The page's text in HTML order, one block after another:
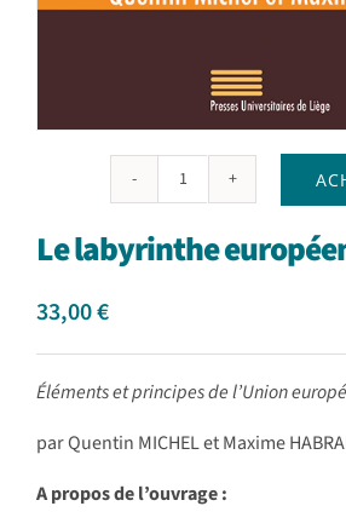
quantité
Le
Le labyrinthe
33,00€
Éléments et principes de l’Union
par Quentin MICHEL et Maxime
A propos de l’ouvrage :